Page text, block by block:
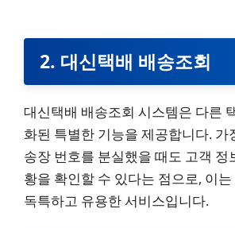
2. 대신택배 배송조회
대신택배 배송조회 시스템은 다른
화된 특별한 기능을 제공합니다. 가
송장 번호를 분실했을 때도 고객 정
황을 확인할 수 있다는 점으로, 이
독특하고 유용한 서비스입니다.